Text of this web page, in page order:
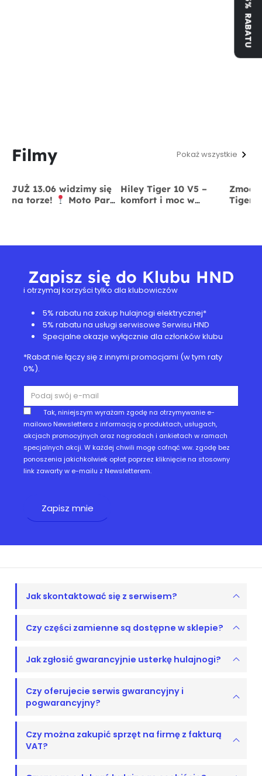
Filmy Pokaż wszystkie
JUŻ 13.06 widzimy się
na torze!
Moto Park
Hiley Tiger 10 V5 –
komfort i moc w
Tiger
Zapisz się do Klubu HND
i otrzymaj korzyści tylko dla klubowiczów
5% rabatu na zakup hulajnogi elektrycznej*
5% rabatu na usługi serwisowe Serwisu HND
Specjalne okazje wyłącznie dla członków klubu
*Rabat nie łączy się z innymi promocjami (w tym raty
0%).
Tak, niniejszym wyrażam zgodę na otrzymywanie e-
mailowo Newslettera z informacją o produktach, usługach,
akcjach promocyjnych oraz nagrodach i ankietach w ramach
specjalnych akcji. W każdej chwili mogę cofnąć ww. zgodę bez
ponoszenia jakichkolwiek opłat poprzez kliknięcie na stosowny
link zawarty w e-mailu z Newsletterem.
Jak skontaktować się z serwisem?
Czy części zamienne są dostępne w sklepie?
Jak zgłosić gwarancyjnie usterkę hulajnogi?
Czy oferujecie serwis gwarancyjny i
pogwarancyjny?
Czy można zakupić sprzęt na firmę z fakturą
VAT?